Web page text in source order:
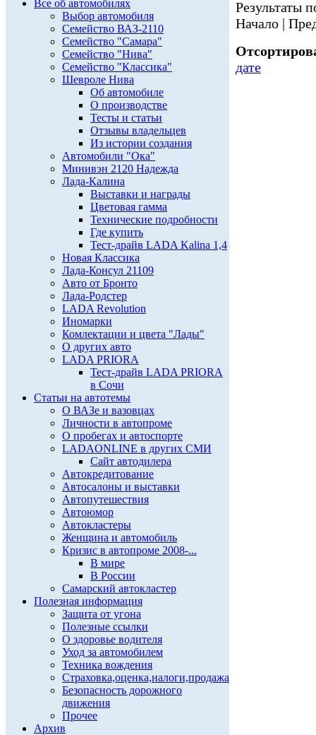
Все об автомобилях
Выбор автомобиля
Семейство ВАЗ-2110
Семейство "Самара"
Семейство "Нива"
Семейство "Классика"
Шевроле Нива
Об автомобиле
О производстве
Тесты и статьи
Отзывы владельцев
Из истории создания
Автомобили "Ока"
Минивэн 2120 Надежда
Лада-Калина
Выставки и награды
Цветовая гамма
Технические подробности
Где купить
Тест-драйв LADA Kalina 1,4
Новая Классика
Лада-Консул 21109
Авто от Бронто
Лада-Родстер
LADA Revolution
Иномарки
Комлектации и цвета "Лады"
О других авто
LADA PRIORA
Тест-драйв LADA PRIORA
в Сочи
Статьи на автотемы
О ВАЗе и вазовцах
Личности в автопроме
О пробегах и автоспорте
LADAONLINE в других СМИ
Сайт автодилера
Автокредитование
Автосалоны и выставки
Автопутешествия
Автоюмор
Автокластеры
Женщина и автомобиль
Кризис в автопроме 2008-...
В мире
В России
Самарский автокластер
Полезная информация
Защита от угона
Полезные ссылки
О здоровье водителя
Уход за автомобилем
Техника вождения
Страховка,оценка,налоги,продажа
Безопасность дорожного
движения
Прочее
Архив
Результаты
Начало |
дате